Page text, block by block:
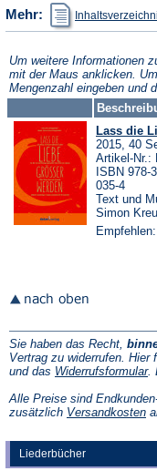
Liederbücher
neuen
Tab)
Mehr:
Um weitere Informationen
mit der Maus anklicken.
Mengenzahl eingeben und
Lass die
2015, 40
Artikel-Nr.:
ISBN 978-
035-4
Text und
Simon
Empfehlen:
Sie haben das Recht,
Vertrag zu widerrufen. Hier
und das Widerrufsformular.
Alle Preise sind
zusätzlich Versandkosten